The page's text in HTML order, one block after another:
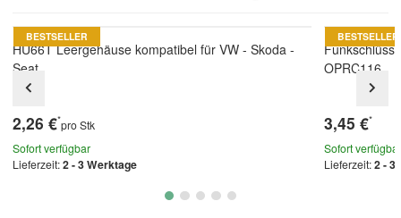
BESTSELLER
HU66T Leergehäuse kompatibel für VW - Skoda -
Seat
2,26 €*pro Stk
Sofort verfügbar
Lieferzeit:2 - 3 Werktage
BESTSELLER
OPRC116
3,45 €*
Sofort verfügbar
Lieferzeit:2 - 3